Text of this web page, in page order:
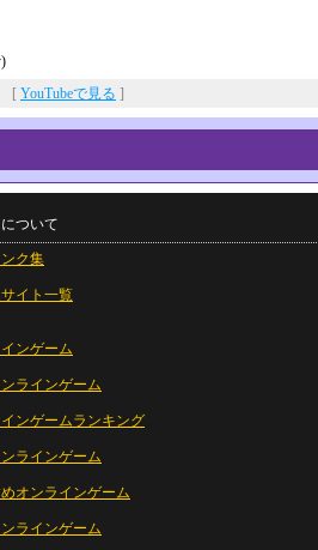
[ YouTubeで見る ]
ついて
ク集
イト一覧
ンゲーム
ラインゲーム
ンゲームランキング
ラインゲーム
オンラインゲーム
ラインゲーム